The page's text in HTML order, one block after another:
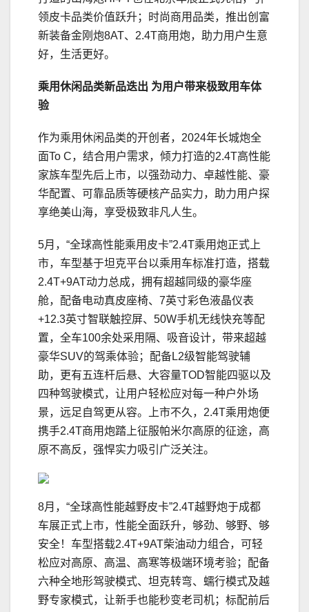
领皮卡品类价值跃升；时尚商用品类，推出创富
新装备金刚炮8AT、2.4T商用炮，助力用户生意
好，生活更好。
乘用休闲品类新品迭出 为用户带来极致用车体
验
作为乘用休闲品类的开创者，2024年长城炮全
面To C，结合用户需求，倾力打造的2.4T高性能
家族车型先后上市，以强劲动力、卓越性能、豪
华配置、可靠品质等硬核产品实力，助力用户探
享绝美山海，享受极致非凡人生。
5月，“全球高性能乘用皮卡”2.4T乘用炮正式上
市，车型基于坦克平台以乘用车标准打造，搭载
2.4T+9AT动力总成，拥有超越同级的豪华座
舱，配备电动真皮座椅、7英寸彩色液晶仪表
+12.3英寸智联触控屏、50W手机无线快充等配
置，全车100余处采用隔、吸音设计，带来超越
豪华SUV的驾乘体验；配备L2级智能驾驶辅
助，更有五连杆后悬、大容量TOD智能四驱以及
四种驾驶模式，让用户轻松应对每一种户外场
景，远足自驾更从容。上市不久，2.4T乘用炮便
携手2.4T商用炮踏上征服帕米尔高原的征途，高
原不高反，强悍实力吸引广泛关注。
8月，“全球高性能越野皮卡”2.4T越野炮于成都
车展正式上市，性能全面跃升，够劲、够野、够
安全！车型搭载2.4T+9AT柴油动力组合，可轻
松应对高原、高温、高寒等极端环境考验；配备
六种全地形驾驶模式、坦克转弯、蠕行模式及越
野专家模式，让新手也能秒变老司机；标配前后